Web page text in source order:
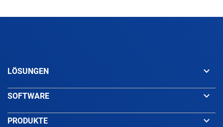
LÖSUNGEN keyboard_arrow_down
SOFTWARE keyboard_arrow_down
PRODUKTE keyboard_arrow_down